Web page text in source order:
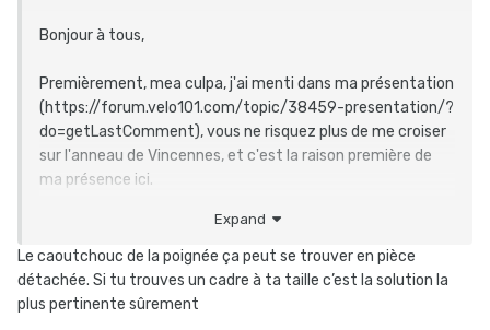
Bonjour à tous,
Premièrement, mea culpa, j'ai menti dans ma présentation
(https://forum.velo101.com/topic/38459-presentation/?
do=getLastComment), vous ne risquez plus de me croiser
sur l'anneau de Vincennes, et c'est la raison première de
ma présence ici.
En effet, j'ai un Lapierre X-Lite 200 qui me sert de vélo de
route, mais qui était aussi mon vélo du quotidien jusqu'à
peu. En effet, j'ai fait un superbe soleil en début d'année. Vu
le temps ces derniers mois, on aurait pu apprécier, sauf
Expand
Le caoutchouc de la poignée ça peut se trouver en pièce
détachée. Si tu trouves un cadre à ta taille c’est la solution la
plus pertinente sûrement